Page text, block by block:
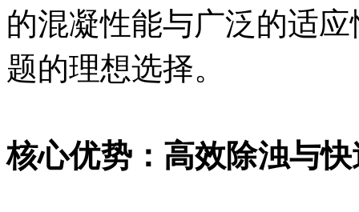
的混凝性能与广泛的适
题的理想选择。
核心优势：高效除浊与